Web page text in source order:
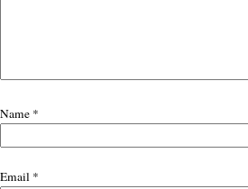
Name *
Email *